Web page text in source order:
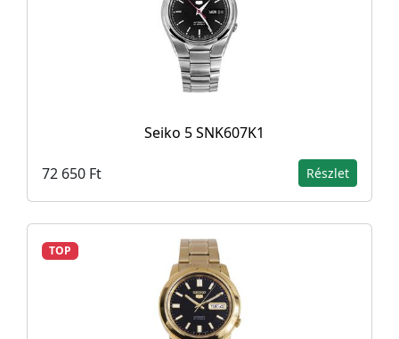
Seiko 5 SNK607K1
72 650 Ft Részlet
TOP